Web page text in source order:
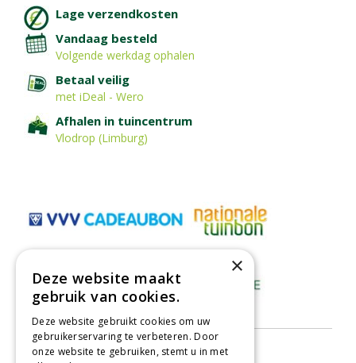
Lage verzendkosten
Vandaag besteld
Volgende werkdag ophalen
Betaal veilig
met iDeal - Wero
Afhalen in tuincentrum
Vlodrop (Limburg)
×
Deze website maakt
gebruik van cookies.
Deze website gebruikt cookies om uw
gebruikerservaring te verbeteren. Door
onze website te gebruiken, stemt u in met